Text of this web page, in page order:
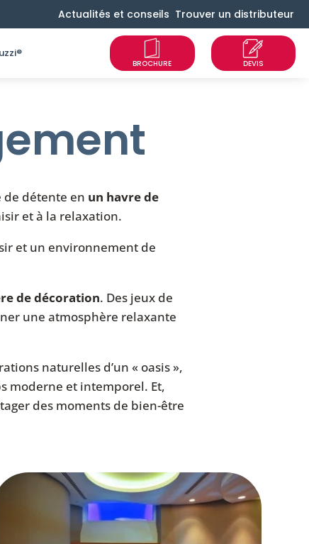
Actualités et conseils Trouver un distributeur
de détente en un havre de
et à la relaxation.
et un environnement de
de décoration. Des jeux de
une atmosphère relaxante
naturelles d’un « oasis »,
moderne et intemporel. Et,
des moments de bien-être